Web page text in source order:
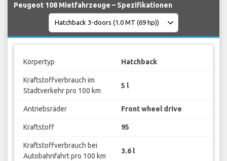
Peugeot 108 Mietfahrzeuge – Spezifikationen
Körpertyp Hatchback
Kraftstoffverbrauch im
Stadtverkehr pro 100 km
5 l
Antriebsräder Front wheel drive
Kraftstoff 95
Kraftstoffverbrauch bei
Autobahnfahrt pro 100 km
3.6 l